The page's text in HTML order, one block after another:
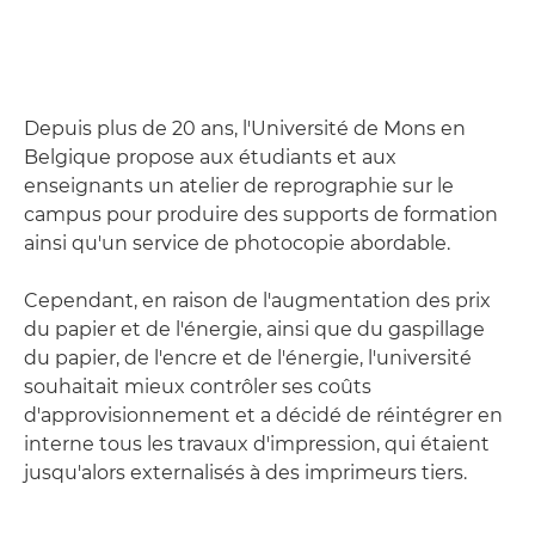
Depuis plus de 20 ans, l'Université de Mons en
Belgique propose aux étudiants et aux
enseignants un atelier de reprographie sur le
campus pour produire des supports de formation
ainsi qu'un service de photocopie abordable.
Cependant, en raison de l'augmentation des prix
du papier et de l'énergie, ainsi que du gaspillage
du papier, de l'encre et de l'énergie, l'université
souhaitait mieux contrôler ses coûts
d'approvisionnement et a décidé de réintégrer en
interne tous les travaux d'impression, qui étaient
jusqu'alors externalisés à des imprimeurs tiers.